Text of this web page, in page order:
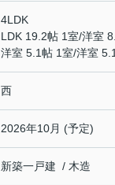
4LDK
LDK 19.2帖 1室/洋室
洋室 5.1帖 1室/洋室
西
2026年10月 (予定)
新築一戸建 / 木造